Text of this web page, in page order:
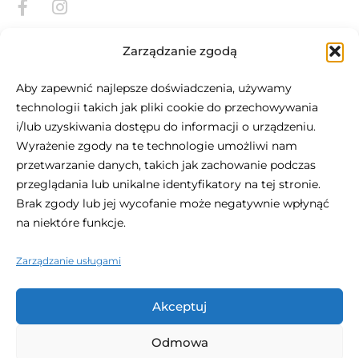
Zarządzanie zgodą
Aby zapewnić najlepsze doświadczenia, używamy
technologii takich jak pliki cookie do przechowywania
i/lub uzyskiwania dostępu do informacji o urządzeniu.
Wyrażenie zgody na te technologie umożliwi nam
przetwarzanie danych, takich jak zachowanie podczas
przeglądania lub unikalne identyfikatory na tej stronie.
Brak zgody lub jej wycofanie może negatywnie wpłynąć
na niektóre funkcje.
Zarządzanie usługami
Akceptuj
Odmowa
O Be.HOTEL
Położony w sercu St Julian's, be.HOTEL jest definicją
nowoczesnego miejskiego komfortu. Ten centralnie
położony, 4-gwiazdkowy hotel jest idealnym miejscem na
zakupami i życiem nocnym na wyciągnięcie ręki.